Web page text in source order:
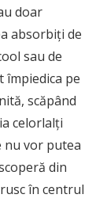
doar
absorbiți de
sau de
pe
scăpând
celorlalți
nu vor putea
din
în centrul